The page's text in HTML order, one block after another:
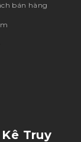
bán hàng
Truy